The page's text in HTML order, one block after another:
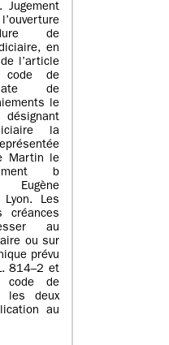
de
en
l’article
de
de
le
la
Martin le
b
Eugène
Les
créances
au
ou sur
prévu
814–2 et
code de
les deux
au